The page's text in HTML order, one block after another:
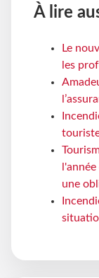
À lire
Le
les
une